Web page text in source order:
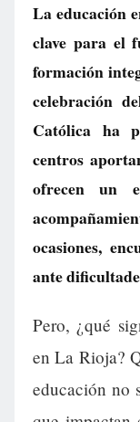
La educación
clave para el
formación
celebración
Católica ha
centros
ofrecen un
ocasiones,
ante
Pero, ¿qué
en La Rioja?
educación no